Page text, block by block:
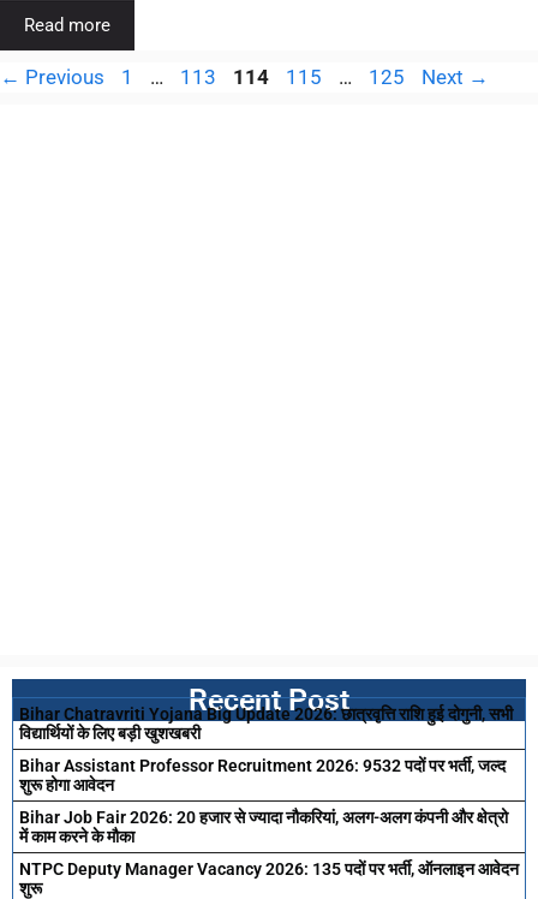
Read more
← Previous 1 … 113 114 115 … 125 Next →
Recent Post
Bihar Chatravriti Yojana Big Update 2026: छात्रवृत्ति राशि हुई दोगुनी, सभी
विद्यार्थियों के लिए बड़ी खुशखबरी
Bihar Assistant Professor Recruitment 2026: 9532 पदों पर भर्ती, जल्द
शुरू होगा आवेदन
Bihar Job Fair 2026: 20 हजार से ज्यादा नौकरियां, अलग-अलग कंपनी और क्षेत्रो
में काम करने के मौका
NTPC Deputy Manager Vacancy 2026: 135 पदों पर भर्ती, ऑनलाइन आवेदन
शुरू